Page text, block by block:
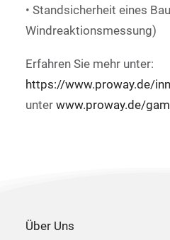
• Standsicherheit eines
Windreaktionsmessung)
Erfahren Sie mehr unter:
https://www.proway.de/
unter www.proway.de/
Über Uns